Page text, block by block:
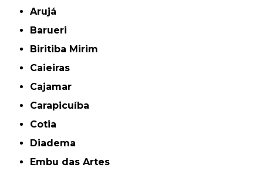
Arujá
Barueri
Biritiba Mirim
Caieiras
Cajamar
Carapicuíba
Cotia
Diadema
Embu das Artes